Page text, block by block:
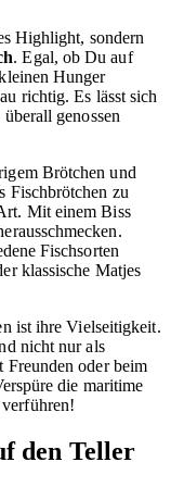
Highlight, sondern
. Egal, ob Du auf
Hunger
richtig. Es lässt sich
genossen
Brötchen und
Fischbrötchen zu
Mit einem Biss
Fischsorten
klassische Matjes
ist ihre Vielseitigkeit.
nicht nur als
oder beim
die maritime
den Teller